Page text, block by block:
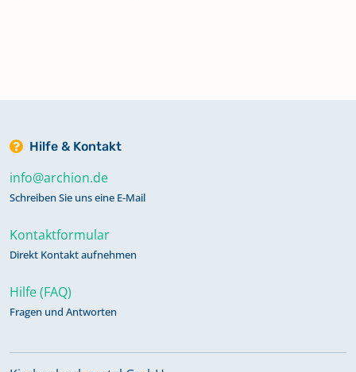
Hilfe & Kontakt
info@archion.de
Schreiben Sie uns eine E-Mail
Kontaktformular
Direkt Kontakt aufnehmen
Hilfe (FAQ)
Fragen und Antworten